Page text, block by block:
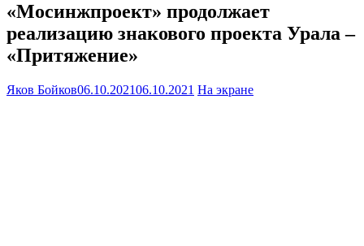
«Мосинжпроект» продолжает
реализацию знакового проекта Урала –
«Притяжение»
Яков Бойков06.10.202106.10.2021 На экране